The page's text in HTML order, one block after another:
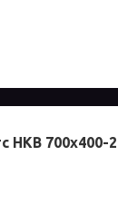
НКВ 700x400-2